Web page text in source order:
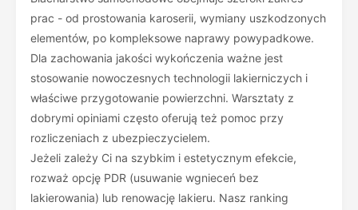
prac - od prostowania karoserii, wymiany uszkodzonych
elementów, po kompleksowe naprawy powypadkowe.
Dla zachowania jakości wykończenia ważne jest
stosowanie nowoczesnych technologii lakierniczych i
właściwe przygotowanie powierzchni. Warsztaty z
dobrymi opiniami często oferują też pomoc przy
rozliczeniach z ubezpieczycielem.
Jeżeli zależy Ci na szybkim i estetycznym efekcie,
rozważ opcję PDR (usuwanie wgnieceń bez
lakierowania) lub renowację lakieru. Nasz ranking